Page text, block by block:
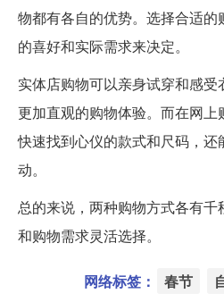
物都有各自的优势。选择合适的
的喜好和实际需求来决定。
实体店购物可以亲身试穿和感
更加直观的购物体验。而在网
快速找到心仪的款式和尺码，
动。
总的来说，两种购物方式各有
和购物需求灵活选择。
网络标签： 春节